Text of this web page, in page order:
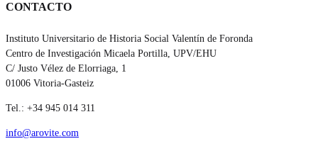
CONTACTO
Instituto Universitario de Historia Social Valentín de Foronda
Centro de Investigación Micaela Portilla, UPV/EHU
C/ Justo Vélez de Elorriaga, 1
01006 Vitoria-Gasteiz
Tel.: +34 945 014 311
info@arovite.com